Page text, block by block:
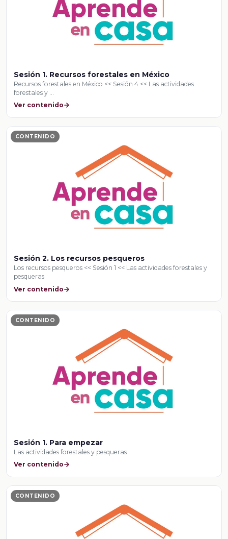
Sesión 1. Recursos forestales en México
Recursos forestales en México << Sesión 4 << Las actividades
forestales y …
Ver contenido
CONTENIDO
Sesión 2. Los recursos pesqueros
Los recursos pesqueros << Sesión 1 << Las actividades forestales y
pesqueras
Ver contenido
CONTENIDO
Sesión 1. Para empezar
Las actividades forestales y pesqueras
Ver contenido
CONTENIDO